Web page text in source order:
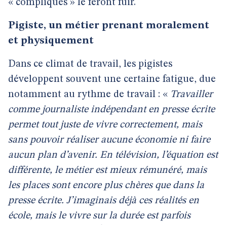
« compliqués » le feront fuir.
Pigiste, un métier prenant moralement
et physiquement
Dans ce climat de travail, les pigistes
développent souvent une certaine fatigue, due
notamment au rythme de travail : « Travailler
comme journaliste indépendant en presse écrite
permet tout juste de vivre correctement, mais
sans pouvoir réaliser aucune économie ni faire
aucun plan d’avenir. En télévision, l’équation est
différente, le métier est mieux rémunéré, mais
les places sont encore plus chères que dans la
presse écrite. J’imaginais déjà ces réalités en
école, mais le vivre sur la durée est parfois